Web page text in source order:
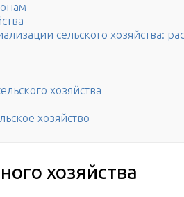
сельского хозяйства:
хозяйства
хозяйство
хозяйства